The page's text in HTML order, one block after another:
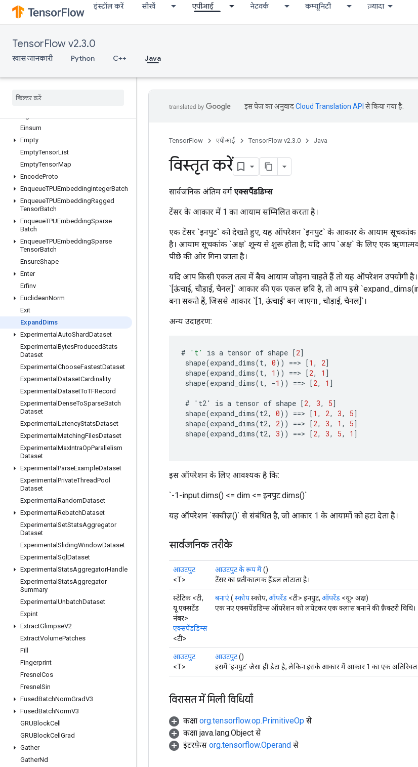
इंस्टॉल करें सीखें एपीआई नेटवर्क कम्यूनिटी ज़्यादा
TensorFlow v2.3.0
खास जानकारी Python C++ Java
DeviceIndex
DirectedInterleaveDataset
DummyIterationCounter
DummyMemoryCache
DynamicPartition
Einsum
Empty
EmptyTensorList
EmptyTensorMap
EncodeProto
EnqueueTPUEmbeddingIntegerBatch
EnqueueTPUEmbeddingRagged
TensorBatch
EnqueueTPUEmbeddingSparse
Batch
EnqueueTPUEmbeddingSparse
TensorBatch
EnsureShape
Enter
Erfinv
EuclideanNorm
Exit
Expand Dims
Experimental AutoShardDataset
Experimental BytesProducedStats
Dataset
Experimental ChooseFastestDataset
Experimental DatasetCardinality
Experimental DatasetToTFRecord
Experimental DenseToSparseBatch
Dataset
Experimental LatencyStatsDataset
Experimental MatchingFilesDataset
Experimental MaxIntraOpParallelism
Dataset
Experimental ParseExampleDataset
Experimental PrivateThreadPool
Dataset
Experimental RandomDataset
Experimental RebatchDataset
Experimental SetStatsAggregator
Dataset
Experimental SlidingWindowDataset
Experimental Sql Dataset
Experimental StatsAggregatorHandle
Experimental StatsAggregator
Summary
Experimental UnbatchDataset
Expint
ExtractGlimpseV2
ExtractVolumePatches
Fill
Fingerprint
Fresnel Cos
Fresnel Sin
FusedBatchNormGradV3
FusedBatchNormV3
GRUBlockCell
GRUBlockCell Grad
Gather
GatherNd
इस पेज का अनुवादCloud Translation API से किया गया है.
TensorFlow एपीआई TensorFlow v2.3.0 Java
विस्तृत करें
सार्वजनिक अंतिम वर्ग एक्सपैंडडिम्स
टेंसर के आकार में 1 का आयाम सम्मिलित करता है।
एक टेंसर `इनपुट` को देखते हुए, यह ऑपरेशन `इनपुट` के आकार के आयाम सूचकांक
है। आयाम सूचकांक `अक्ष` शून्य से शुरू होता है; यदि आप `अक्ष` के लिए एक ऋणात्मक
पीछे की ओर गिना जाता है।
यदि आप किसी एकल तत्व में बैच आयाम जोड़ना चाहते हैं तो यह ऑपरेशन उपयोगी
`[ऊंचाई, चौड़ाई, चैनल]` आकार की एक एकल छवि है, तो आप इसे
बना सकते हैं, जिससे आकार `[1, ऊंचाई' बन जाएगा , चौड़ाई, चैनल]`।
अन्य उदाहरण:
# 't' is a tensor of shape [2]
shape(expand_dims(t, 0)) ==> [1 , 2]
shape(expand_dims(t, 1 )) ==> [2, 1 ]
shape(expand_dims(t, -1 )) ==> [2, 1 ]
# ' t2' is a tensor of shape [2, 3, 5]
shape(expand_dims(t2, 0)) ==> [1 , 2, 3, 5]
shape(expand_dims(t2, 2)) ==> [2, 3, 1 , 5]
shape(expand_dims(t2, 3)) ==> [2, 3, 5, 1 ]
इस ऑपरेशन के लिए आवश्यक है कि:
`-1-input.dims() <= dim <= इनपुट.dims()`
यह ऑपरेशन `स्क्वीज़()` से संबंधित है, जो आकार 1 के आयामों को हटा देता है।
सार्वजनिक तरीके
आउटपुट
<T>
आउटपुट के रूप में()
टेंसर का प्रतीकात्मक हैंडल लौटाता है।
स्टेटिक <टी,
यू एक्सटेंड
नंबर>
एक्सपेंडडिम्स
<टी>
बनाएं( स्कोपस्कोप, ऑपरेंड <टी> इनपुट, ऑपरेंड <यू> अक्ष)
एक नए एक्सपेंडडिम्स ऑपरेशन को लपेटकर एक क्लास बनाने की फ़ैक्टरी विधि।
आउटपुट
<T>
आउटपुट()
इसमें 'इनपुट' जैसा ही डेटा है, लेकिन इसके आकार में आकार 1 का एक अतिरिक्त
विरासत में मिली विधियाँ
कक्षा org.tensorflow.op.PrimitiveOp से
कक्षा java.lang.Object से
इंटरफ़ेस org.tensorflow.Operand से